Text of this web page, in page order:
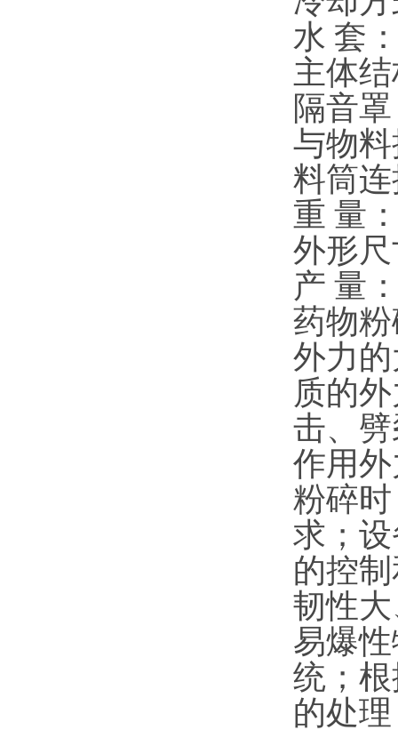
水 套
主体
隔音
与物
料筒
重 量
外形尺
产 量
药物
外力
质的
击、
作用
粉碎
求；
的控
韧性
易爆
统；
的处